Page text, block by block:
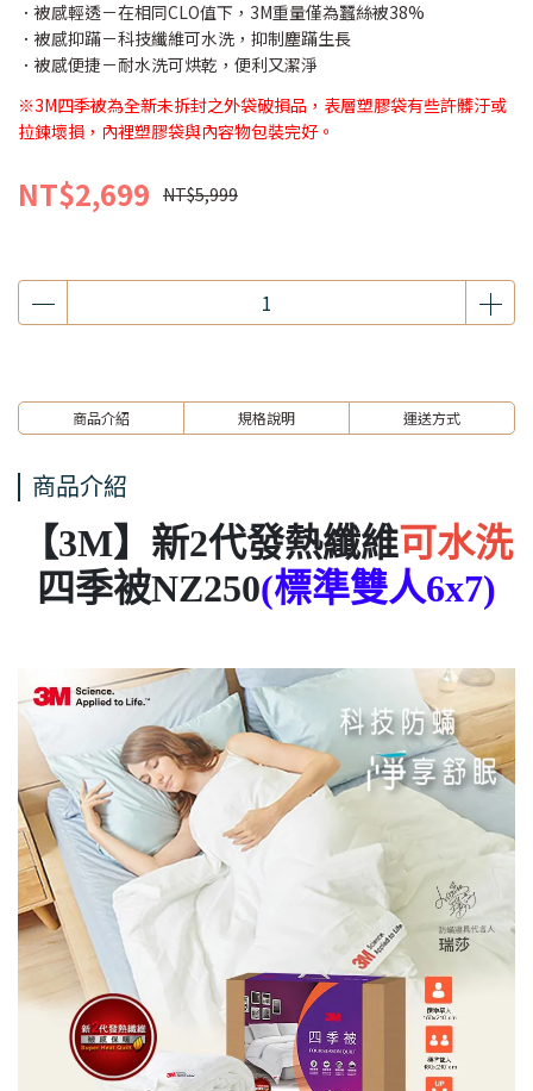
．被感輕透－在相同CLO值下，3M重量僅為蠶絲被38%
．被感抑蹣－科技纖維可水洗，抑制塵蹣生長
．被感便捷－耐水洗可烘乾，便利又潔淨
※3M四季被為全新未拆封之外袋破損品，表層塑膠袋有些許髒汙或
拉鍊壞損，內裡塑膠袋與內容物包裝完好。
NT$2,699 NT$5,999
商品介紹 規格說明 運送方式
商品介紹
【3M】新2代發熱纖維可水洗
四季被NZ250(標準雙人6x7)